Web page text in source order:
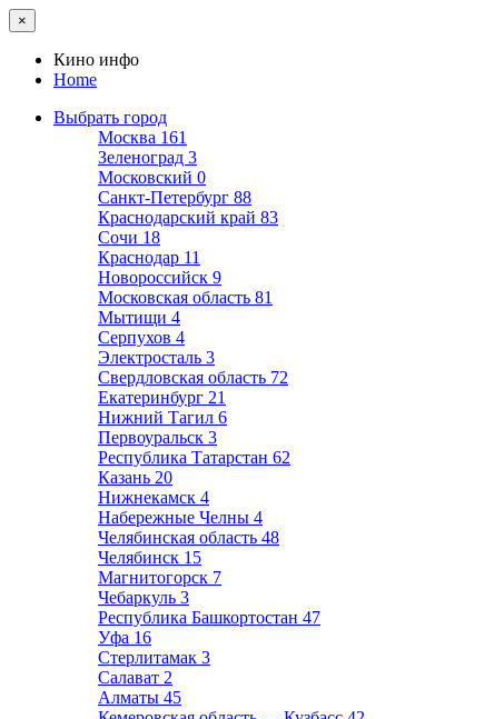
×
Кино инфо
Home
Выбрать город
Москва 161
Зеленоград 3
Московский 0
Санкт-Петербург 88
Краснодарский край 83
Сочи 18
Краснодар 11
Новороссийск 9
Московская область 81
Мытищи 4
Серпухов 4
Электросталь 3
Свердловская область 72
Екатеринбург 21
Нижний Тагил 6
Первоуральск 3
Республика Татарстан 62
Казань 20
Нижнекамск 4
Набережные Челны 4
Челябинская область 48
Челябинск 15
Магнитогорск 7
Чебаркуль 3
Республика Башкортостан 47
Уфа 16
Стерлитамак 3
Салават 2
Алматы 45